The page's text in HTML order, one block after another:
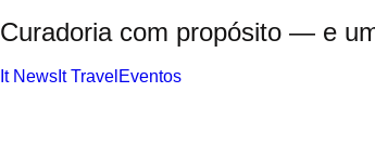
Curadoria com propósito — e
It News It Travel Eventos